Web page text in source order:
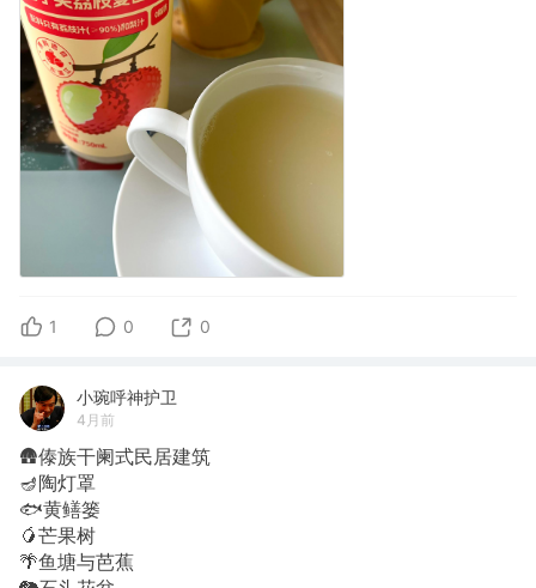
1 0 0
小琬呼神护卫
4月前
🛖傣族干阑式民居建筑
🪔陶灯罩
🐟黄鳝篓
🥭芒果树
🌴鱼塘与芭蕉